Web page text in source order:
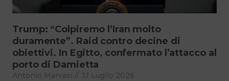
Trump: “Colpiremo l’Iran molto
duramente”. Raid contro decine di
obiettivi. In Egitto, confermato l’attacco al
porto di Damietta
Antonio Marvasi 31 Luglio 2026